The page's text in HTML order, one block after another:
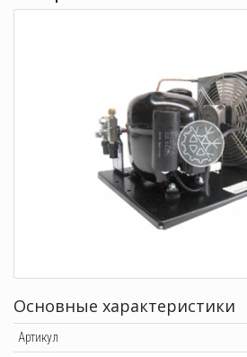
Основные характеристики
Артикул